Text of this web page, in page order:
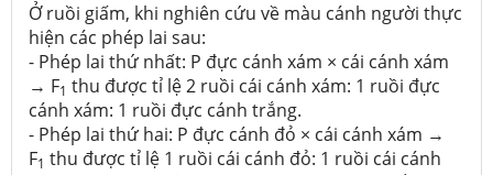
Ở ruồi giấm, khi nghiên cứu về màu cánh người thực
hiện các phép lai sau:
- Phép lai thứ nhất: P đực cánh xám × cái cánh xám
→ F1 thu được tỉ lệ 2 ruồi cái cánh xám: 1 ruồi đực
cánh xám: 1 ruồi đực cánh trắng.
- Phép lai thứ hai: P đực cánh đỏ × cái cánh xám →
F1 thu được tỉ lệ 1 ruồi cái cánh đỏ: 1 ruồi cái cánh